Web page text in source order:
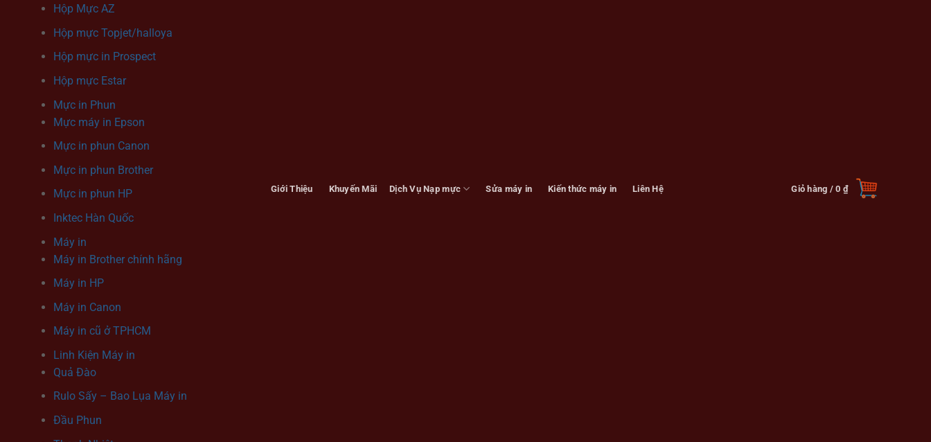
Hộp Mực AZ
Hộp mực Topjet/halloya
Hộp mực in Prospect
Hộp mực Estar
Mực in Phun
Mực máy in Epson
Mực in phun Canon
Mực in phun Brother
Mực in phun HP
Inktec Hàn Quốc
Máy in
Máy in Brother chính hãng
Máy in HP
Máy in Canon
Máy in cũ ở TPHCM
Linh Kiện Máy in
Quả Đào
Rulo Sấy – Bao Lụa Máy in
Đầu Phun
Giới Thiệu Khuyến Mãi Dịch Vụ Nạp mực Sửa máy in Kiến thức máy in Liên Hệ Giỏ hàng /0 ₫